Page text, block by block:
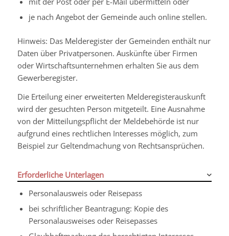
je nach Angebot der Gemeinde auch online stellen.
Hinweis: Das Melderegister der Gemeinden enthält nur
Daten über Privatpersonen. Auskünfte über Firmen
oder Wirtschaftsunternehmen erhalten Sie aus dem
Gewerberegister.
Die Erteilung einer erweiterten Melderegisterauskunft
wird der gesuchten Person mitgeteilt. Eine Ausnahme
von der Mitteilungspflicht der Meldebehörde ist nur
aufgrund eines rechtlichen Interesses möglich, zum
Beispiel zur Geltendmachung von Rechtsansprüchen.
Erforderliche Unterlagen
Personalausweis oder Reisepass
bei schriftlicher Beantragung: Kopie des
Personalausweises oder Reisepasses